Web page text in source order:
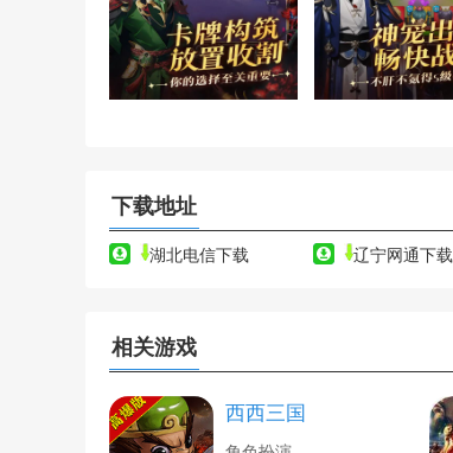
下载地址
湖北电信下载 辽宁网通下载
相关游戏
西西三国